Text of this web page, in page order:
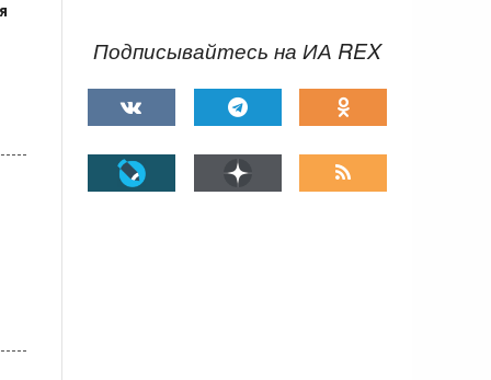
Подписывайтесь на ИА REX